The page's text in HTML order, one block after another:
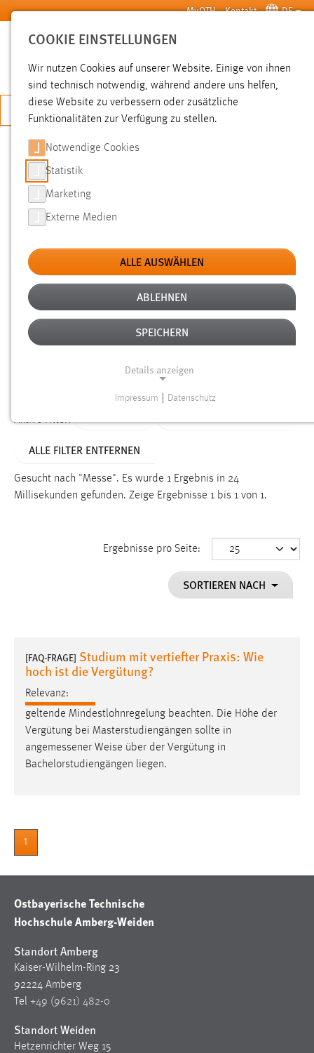
Zum Hauptinhalt springen MyOTH Kontakt DE
SUCHE
JETZT BEWERBEN
SUCHE
FILTER
Typ
Erstellungsdatum
Alter
Aktive Filter:
ALLE FILTER ENTFERNEN
Gesucht nach "Messe". Es wurde 1 Ergebnis in 24
Millisekunden gefunden. Zeige Ergebnisse 1 bis 1 von 1.
Ergebnisse pro Seite:
SORTIEREN NACH
[FAQ-FRAGE] Studium mit vertiefter Praxis: Wie
hoch ist die Vergütung?
Relevanz:
geltende Mindestlohnregelung beachten. Die Höhe der
Vergütung bei Masterstudiengängen sollte in
angemessener Weise über der Vergütung in
Bachelorstudiengängen liegen.
1
Ostbayerische Technische
Hochschule Amberg-Weiden
Standort Amberg
Kaiser-Wilhelm-Ring 23
92224 Amberg
Tel +49 (9621) 482-0
Standort Weiden
Hetzenrichter Weg 15
COOKIE EINSTELLUNGEN
Wir nutzen Cookies auf unserer Website. Einige von ihnen
sind technisch notwendig, während andere uns helfen,
diese Website zu verbessern oder zusätzliche
Funktionalitäten zur Verfügung zu stellen.
Notwendige Cookies
Statistik
Marketing
Externe Medien
ALLE AUSWÄHLEN
ABLEHNEN
SPEICHERN
Details anzeigen
Funktionen und sind für die einwandfreie Funktion der
Einverständnis
cookie_consent
Dieser Cookie speichert die ausgewählten Einverständnis-
Performance
Name:
staticfilecache
Zweck:
Für performante Seitenauslieferung wird in diesem Cookie
Das Cookie speichert die gewählte Sprache der Website.
30 Tage
Chat
MibewSessionID, MIBEW_UserID, mibew_locale, mibew-
chat-frame-style-5e9dbeb1811c0446
Impressum Datenschutz